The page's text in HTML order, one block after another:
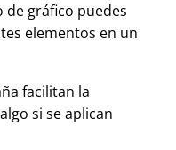
de gráfico puedes
elementos en un
facilitan la
si se aplican